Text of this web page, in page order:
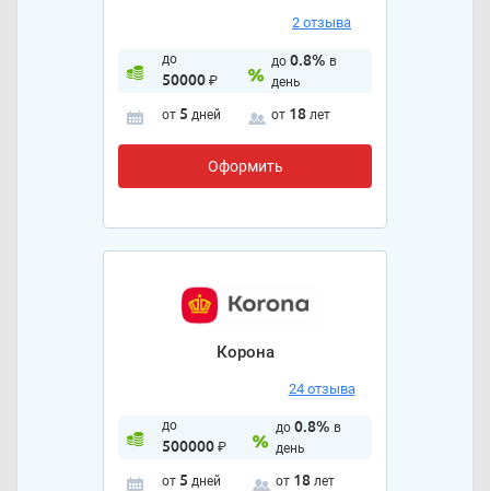
2 отзыва
до
50000₽
до 0.8% в
день
от 5 дней от 18 лет
Оформить
Корона
24 отзыва
до
500000₽
до 0.8% в
день
от 5 дней от 18 лет